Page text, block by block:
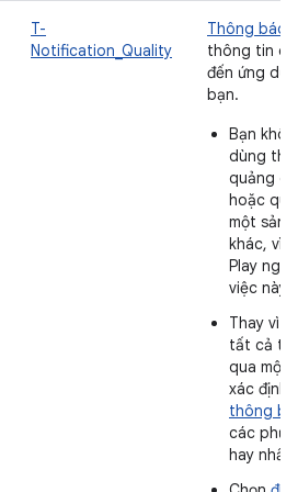
T-
Notification_Quality
Thông báo
thông tin
đến ứng
bạn.
Bạn
dùng
quảng
hoặc
một sản
khác, vì
Play
việc này.
Thay vì
tất cả
qua một
xác định
thông
các
hay nhất.